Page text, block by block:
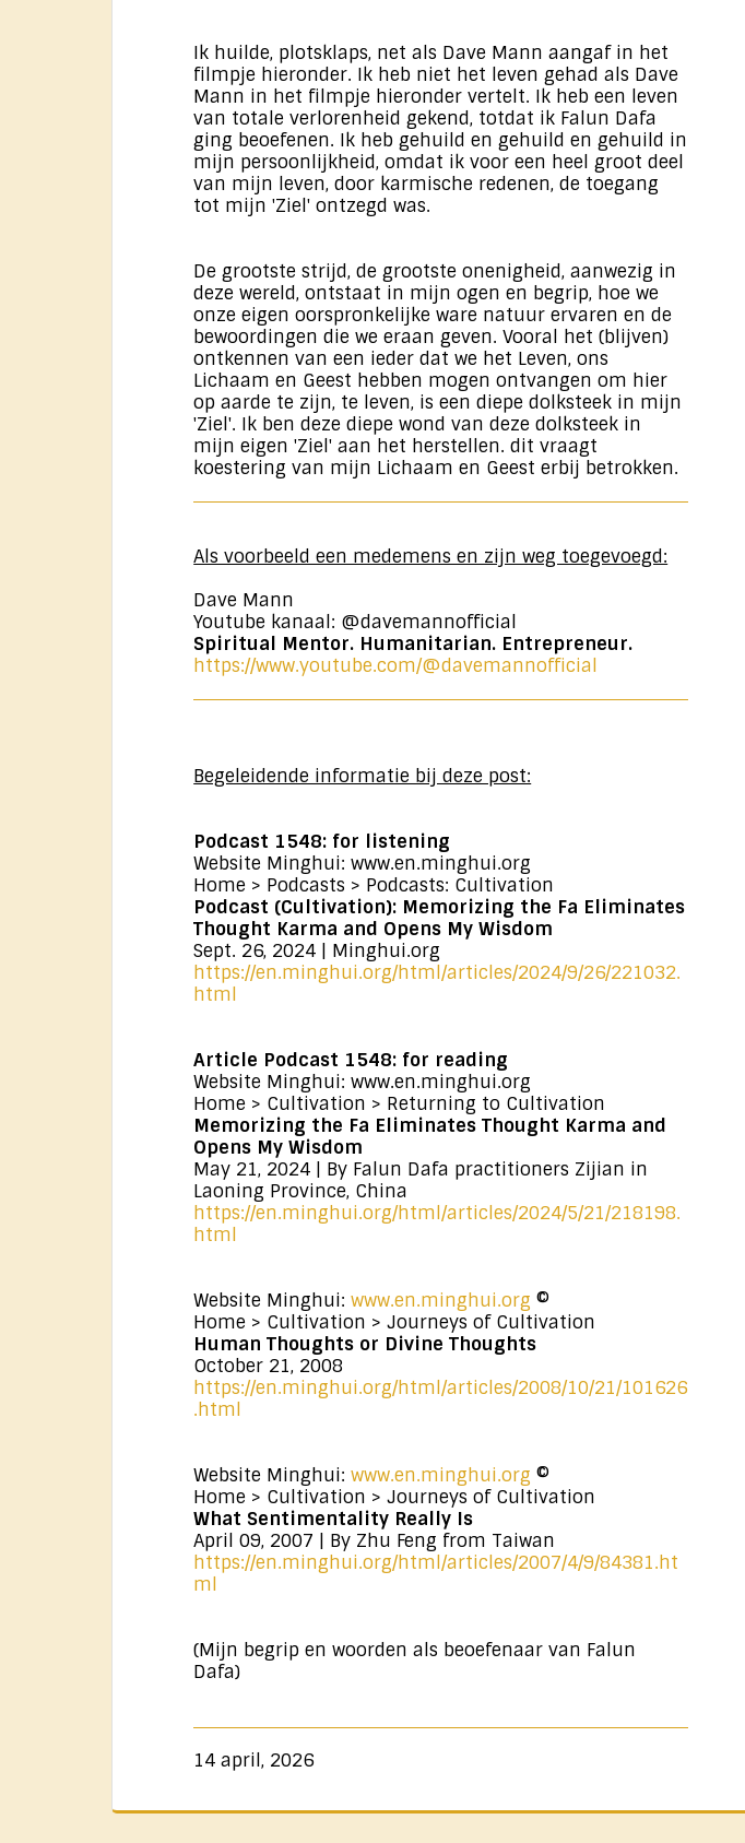
Ik huilde, plotsklaps, net als Dave Mann aangaf in het
filmpje hieronder. Ik heb niet het leven gehad als Dave
Mann in het filmpje hieronder vertelt. Ik heb een leven
van totale verlorenheid gekend, totdat ik Falun Dafa
ging beoefenen. Ik heb gehuild en gehuild en gehuild in
mijn persoonlijkheid, omdat ik voor een heel groot deel
van mijn leven, door karmische redenen, de toegang
tot mijn 'Ziel' ontzegd was.
De grootste strijd, de grootste onenigheid, aanwezig in
deze wereld, ontstaat in mijn ogen en begrip, hoe we
onze eigen oorspronkelijke ware natuur ervaren en de
bewoordingen die we eraan geven. Vooral het (blijven)
ontkennen van een ieder dat we het Leven, ons
Lichaam en Geest hebben mogen ontvangen om hier
op aarde te zijn, te leven, is een diepe dolksteek in mijn
'Ziel'. Ik ben deze diepe wond van deze dolksteek in
mijn eigen 'Ziel' aan het herstellen. dit vraagt
koestering van mijn Lichaam en Geest erbij betrokken.
Als voorbeeld een medemens en zijn weg toegevoegd:
Dave Mann
Youtube kanaal: @davemannofficial
Spiritual Mentor. Humanitarian. Entrepreneur.
https://www.youtube.com/@davemannofficial
Begeleidende informatie bij deze post:
Podcast 1548: for listening
Website Minghui: www.en.minghui.org
Home > Podcasts > Podcasts: Cultivation
Podcast (Cultivation): Memorizing the Fa Eliminates
Thought Karma and Opens My Wisdom
Sept. 26, 2024 | Minghui.org
https://en.minghui.org/html/articles/2024/9/26/221032.
html
Article Podcast 1548: for reading
Website Minghui: www.en.minghui.org
Home > Cultivation > Returning to Cultivation
Memorizing the Fa Eliminates Thought Karma and
Opens My Wisdom
May 21, 2024 | By Falun Dafa practitioners Zijian in
Laoning Province, China
https://en.minghui.org/html/articles/2024/5/21/218198.
html
Website Minghui:www.en.minghui.org ©
Home > Cultivation > Journeys of Cultivation
Human Thoughts or Divine Thoughts
October 21, 2008
https://en.minghui.org/html/articles/2008/10/21/101626
.html
Website Minghui:www.en.minghui.org ©
Home > Cultivation > Journeys of Cultivation
What Sentimentality Really Is
April 09, 2007 | By Zhu Feng from Taiwan
https://en.minghui.org/html/articles/2007/4/9/84381.ht
ml
(Mijn begrip en woorden als beoefenaar van Falun
Dafa)
14 april, 2026